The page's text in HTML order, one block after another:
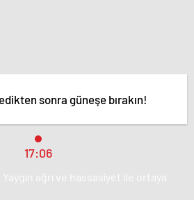
sonra güneşe bırakın!
17:06